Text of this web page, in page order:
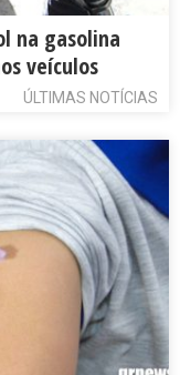
na gasolina
veículos
ÚLTIMAS NOTÍCIAS